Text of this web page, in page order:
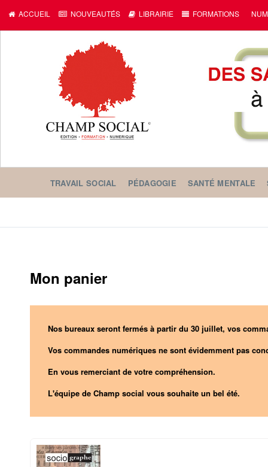
ACCUEIL NOUVEAUTÉS LIBRAIRIE FORMATIONS
TRAVAIL SOCIAL PÉDAGOGIE SANTÉ MENTALE
Mon panier
Nos bureaux seront fermés à partir du 30 juillet, vos
Vos commandes numériques ne sont évidemment pas
En vous remerciant de votre compréhension.
L'équipe de Champ social vous souhaite un bel été.